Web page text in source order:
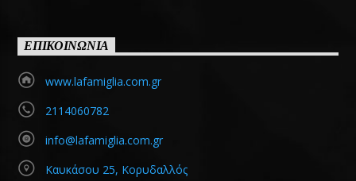
ΕΠΙΚΟΙΝΩΝΙΑ
www.lafamiglia.com.gr
2114060782
info@lafamiglia.com.gr
Καυκάσου 25, Κορυδαλλός